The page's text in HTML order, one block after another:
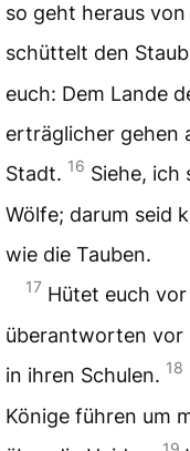
so geht heraus
schüttelt den
euch: Dem Lande
erträglicher gehen
Stadt. 16 Siehe, ich
Wölfe; darum seid
wie die Tauben.
17 Hütet euch
überantworten vor
in ihren Schulen. 18
Könige führen um